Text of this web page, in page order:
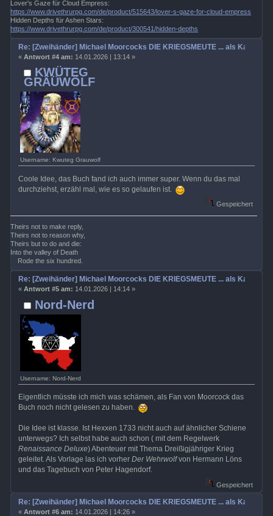
Lover's Gaze für Cloud Empress:
https://www.drivethrurpg.com/de/product/515643/lover-s-gaze-for-cloud-empress
Hidden Depths für Ashen Stars:
https://www.drivethrurpg.com/de/product/300541/hidden-depths
KWÜTEG
GRÄÜWÖLF
Username: Kwuteg Grauwolf
Re: [Zweihänder] Michael Moorcocks DIE KRIEGSMEUTE ... als
« Antwort #4 am: 14.01.2026 | 13:14 »
Coole Idee, das Buch fand ich auch immer super. Wenn du das mal
durchziehst, erzähl mal, wie es so gelaufen ist.
Gespeichert
Theirs not to make reply,
Theirs not to reason why,
Theirs but to do and die:
Into the valley of Death
Rode the six hundred.
Nord-Nerd
Username: Nord-Nerd
Re: [Zweihänder] Michael Moorcocks DIE KRIEGSMEUTE ... als
« Antwort #5 am: 14.01.2026 | 14:14 »
Eigentlich müsste ich mich was schämen, als Fan von Moorcock das
Buch noch nicht gelesen zu haben.
Die Idee ist klasse. Ist Hexxen 1733 nicht auch auf ähnlicher Schiene
unterwegs? Ich selbst habe auch schon ( mit dem Regelwerk
Renaissance Deluxe) Abenteuer mit Thema Dreißigjähriger Krieg
geleitet. Als Vorlage las ich vorher Der Wehrwolfvon Hermann Löns
und das Tagebuch von Peter Hagendorf.
Gespeichert
Re: [Zweihänder] Michael Moorcocks DIE KRIEGSMEUTE ... als
« Antwort #6 am: 14.01.2026 | 14:26 »